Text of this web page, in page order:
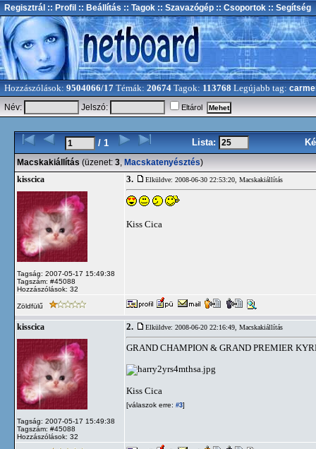
Regisztrál :: Profil :: Beállítás :: Tagok :: Szavazógép :: Csoportok :: Segítség
Hozzászólások: 9504066/17 Témák: 20674 Tagok: 113768 Legújabb tag:
Név:
Jelszó: Eltárol
/ 1 Lista:
Macskakiállítás (üzenet: 3, Macskatenyésztés)
kisscica
Tagság: 2007-05-17 15:49:38
Tagszám: #45088
Hozzászólások: 32
3. Elküldve: 2008-06-30 22:53:20, Macskakiállítás
Kiss Cica
Zöldfülű
kisscica
Tagság: 2007-05-17 15:49:38
Tagszám: #45088
Hozzászólások: 32
2. Elküldve: 2008-06-20 22:16:49, Macskakiállítás
GRAND CHAMPION & GRAND PREMIER
Kiss Cica
[válaszok erre: #3]